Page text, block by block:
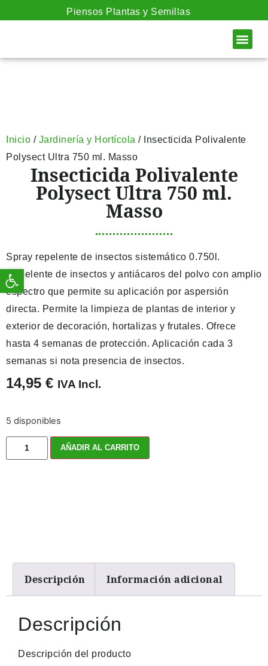
Piensos Plantas y Semillas
Inicio / Jardinería y Hortícola / Insecticida Polivalente
Polysect Ultra 750 ml. Masso
Insecticida Polivalente
Polysect Ultra 750 ml.
Masso
Spray repelente de insectos sistemático 0.750l.
Repelente de insectos y antiácaros del polvo con amplio
espectro que permite su aplicación por aspersión
directa. Permite la limpieza de plantas de interior y
exterior de decoración, hortalizas y frutales. Ofrece
hasta 4 semanas de protección. Aplicación cada 3
semanas si nota presencia de insectos.
14,95 € IVA Incl.
5 disponibles
AÑADIR AL CARRITO
Descripción Información adicional
Descripción
Descripción del producto
Abrir barra de herramientas